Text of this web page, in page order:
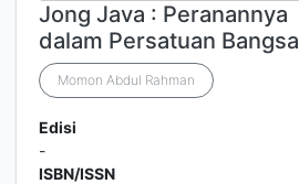
Jong Java : Peranannya
dalam Persatuan Bangsa
Momon Abdul Rahman
Edisi
-
ISBN/ISSN